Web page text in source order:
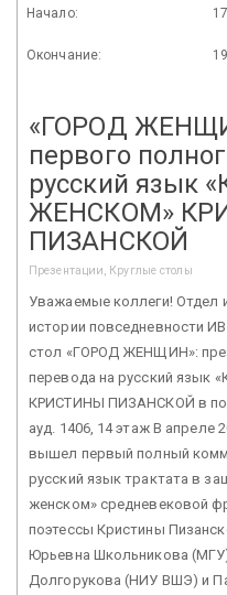
Начало:
Окончание:
«ГОРОД
первого
русский язык
ЖЕНСКОМ»
ПИЗАНСКОЙ
Презентации, Круглые столы
Уважаемые коллеги! Отдел
истории повседневности
стол «ГОРОД ЖЕНЩИН»:
перевода на русский
КРИСТИНЫ ПИЗАНСКОЙ в
ауд. 1406, 14 этаж В апреле
вышел первый полный
русский язык трактата в
женском» средневековой
поэтессы Кристины
Юрьевна Школьникова
Долгорукова (НИУ ВШЭ) и